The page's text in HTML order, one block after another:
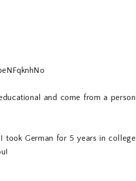
and come from a person
took German for 5 years in college